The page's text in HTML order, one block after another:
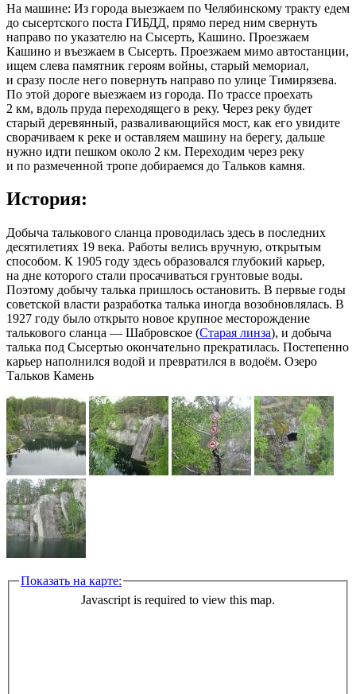
На машине: Из города выезжаем по Челябинскому тракту едем
до сысертского поста ГИБДД, прямо перед ним свернуть
направо по указателю на Сысерть, Кашино. Проезжаем
Кашино и въезжаем в Сысерть. Проезжаем мимо автостанции,
ищем слева памятник героям войны, старый мемориал,
и сразу после него повернуть направо по улице Тимирязева.
По этой дороге выезжаем из города. По трассе проехать
2 км, вдоль пруда переходящего в реку. Через реку будет
старый деревянный, разваливающийся мост, как его увидите
сворачиваем к реке и оставляем машину на берегу, дальше
нужно идти пешком около 2 км. Переходим через реку
и по размеченной тропе добираемся до Тальков камня.
История:
Добыча талькового сланца проводилась здесь в последних
десятилетиях 19 века. Работы велись вручную, открытым
способом. К 1905 году здесь образовался глубокий карьер,
на дне которого стали просачиваться грунтовые воды.
Поэтому добычу талька пришлось остановить. В первые годы
советской власти разработка талька иногда возобновлялась. В
1927 году было открыто новое крупное месторождение
талькового сланца — Шабровское (Старая линза), и добыча
талька под Сысертью окончательно прекратилась. Постепенно
карьер наполнился водой и превратился в водоём. Озеро
Тальков Камень
Показать на карте:
Javascript is required to view this map.